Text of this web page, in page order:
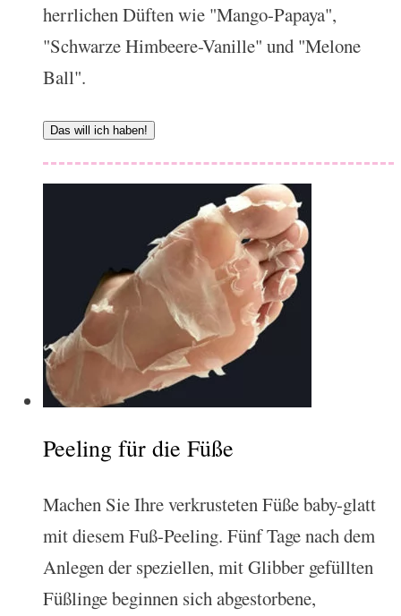
herrlichen Düften wie "Mango-Papaya",
"Schwarze Himbeere-Vanille" und "Melone
Ball".
Das will ich haben!
Peeling für die Füße
Machen Sie Ihre verkrusteten Füße baby-glatt
mit diesem Fuß-Peeling. Fünf Tage nach dem
Anlegen der speziellen, mit Glibber gefüllten
Füßlinge beginnen sich abgestorbene,